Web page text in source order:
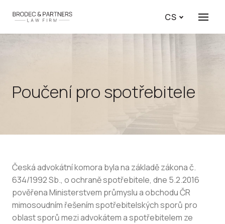
Menu
CS
Poučení pro spotřebitele
Česká advokátní komora byla na základě zákona č.
634/1992 Sb., o ochraně spotřebitele, dne 5.2.2016
pověřena Ministerstvem průmyslu a obchodu ČR
mimosoudním řešením spotřebitelských sporů pro
oblast sporů mezi advokátem a spotřebitelem ze